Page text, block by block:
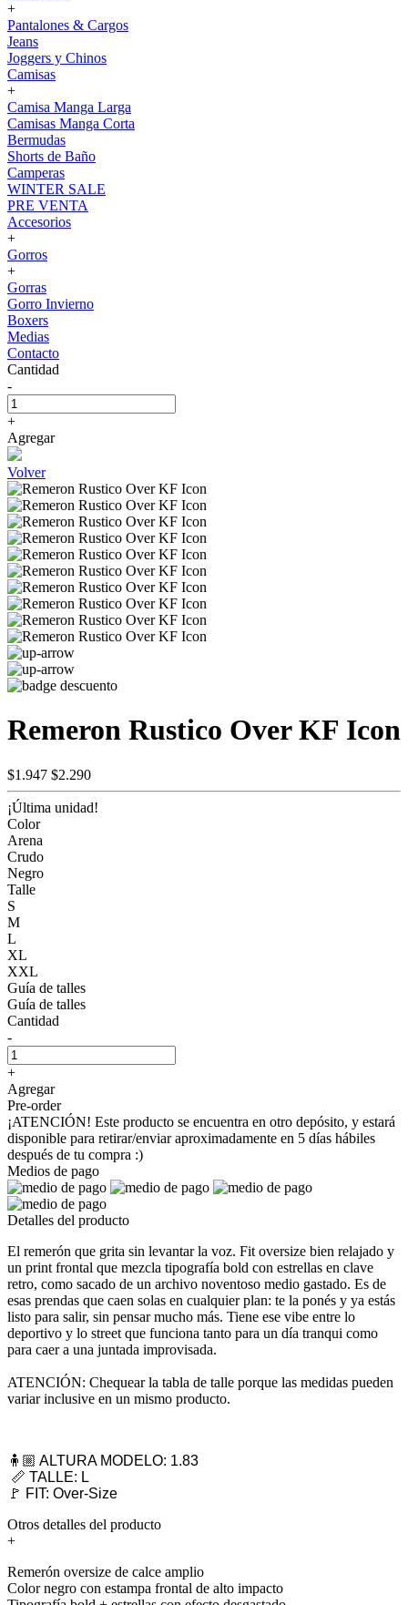
+
Pantalones & Cargos
Jeans
Joggers y Chinos
Camisas
+
Camisa Manga Larga
Camisas Manga Corta
Bermudas
Shorts de Baño
Camperas
WINTER SALE
PRE VENTA
Accesorios
+
Gorros
+
Gorras
Gorro Invierno
Boxers
Medias
Contacto
Cantidad
-
+
Agregar
Volver
Remeron Rustico Over KF Icon
$1.947 $2.290
¡Última unidad!
Color
Arena
Crudo
Negro
Talle
S
M
L
XL
XXL
Guía de talles
Guía de talles
Cantidad
-
+
Agregar
Pre-order
¡ATENCIÓN! Este producto se encuentra en otro depósito, y estará
disponible para retirar/enviar aproximadamente en 5 días hábiles
después de tu compra :)
Medios de pago
Detalles del producto
El remerón que grita sin levantar la voz. Fit oversize bien relajado y
un print frontal que mezcla tipografía bold con estrellas en clave
retro, como sacado de un archivo noventoso medio gastado. Es de
esas prendas que caen solas en cualquier plan: te la ponés y ya estás
listo para salir, sin pensar mucho más. Tiene ese vibe entre lo
deportivo y lo street que funciona tanto para un día tranqui como
para caer a una juntada improvisada.
ATENCIÓN: Chequear la tabla de talle porque las medidas pueden
variar inclusive en un mismo producto.
🧍🏼 ALTURA MODELO: 1.83
📏 TALLE: L
🚩 FIT: Over-Size
Otros detalles del producto
+
Remerón oversize de calce amplio
Color negro con estampa frontal de alto impacto